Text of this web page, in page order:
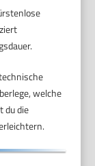
welche
du die